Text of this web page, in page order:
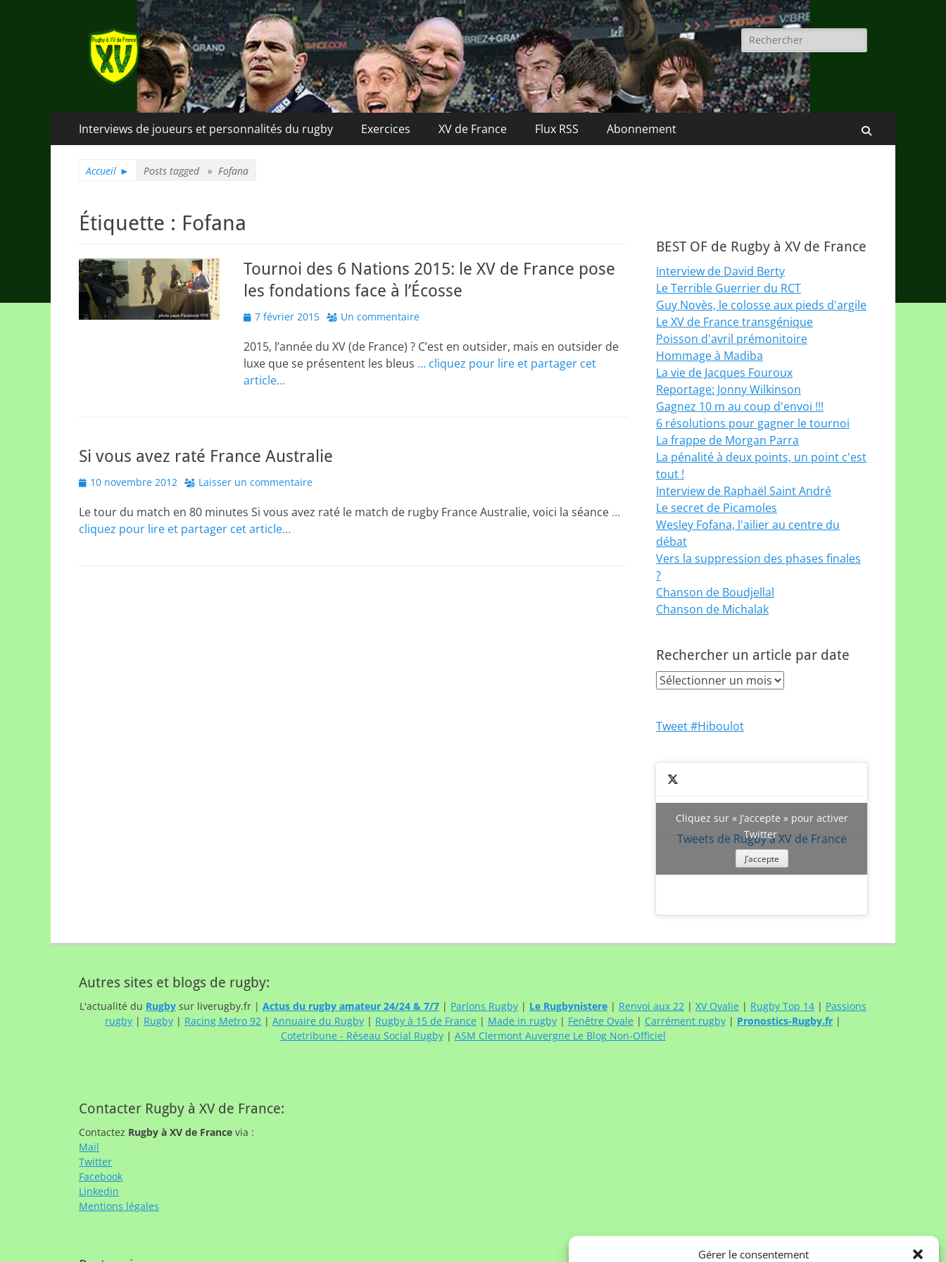
Gérer le consentement
Rugby à XV de France
A chacun son rugby Rechercher :
Menu
principal
Interviews de joueurs et personnalités du rugby Exercices XV de France Flux RSS Abonnement
Accueil ► Posts tagged » Fofana
Étiquette : Fofana
Tournoi des 6 Nations 2015: le XV de France pose
les fondations face à l’Écosse
Posted
7 février 2015 Un commentaire
2015, l’année du XV (de France) ? C’est en outsider, mais en outsider de
luxe que se présentent les bleus … cliquez pour lire et partager cet
article…
Si vous avez raté France Australie
Posted
10 novembre 2012 Laisser un commentaire
Le tour du match en 80 minutes Si vous avez raté le match de rugby France Australie, voici la séance …
cliquez pour lire et partager cet article…
BEST OF de Rugby à XV de France
Interview de David Berty
Le Terrible Guerrier du RCT
Guy Novès, le colosse aux pieds d'argile
Le XV de France transgénique
Poisson d'avril prémonitoire
Hommage à Madiba
La vie de Jacques Fouroux
Reportage: Jonny Wilkinson
Gagnez 10 m au coup d'envoi !!!
6 résolutions pour gagner le tournoi
La frappe de Morgan Parra
La pénalité à deux points, un point c'est
tout !
Interview de Raphaël Saint André
Le secret de Picamoles
Wesley Fofana, l'ailier au centre du
débat
Vers la suppression des phases finales
?
Chanson de Boudjellal
Chanson de Michalak
Rechercher un article par date
Rechercher
par
Tweet #Hiboulot
Tweets de Rugby à XV de France
Cliquez sur « J’accepte » pour activer
Twitter
J’accepte
Autres sites et blogs de rugby:
L'actualité du Rugby sur liverugby.fr | Actus du rugby amateur 24/24 & 7/7 | Parlons Rugby | Le Rugbynistere | Renvoi aux 22 | XV Ovalie | Rugby Top 14 | Passions
rugby | Rugby | Racing Metro 92 | Annuaire du Rugby | Rugby à 15 de France | Made in rugby | Fenêtre Ovale | Carrément rugby | Pronostics-Rugby.fr |
Cotetribune - Réseau Social Rugby| ASM Clermont Auvergne Le Blog Non-Officiel
Contacter Rugby à XV de France:
Contactez Rugby à XV de France via :
Mail
Twitter
Facebook
Linkedin
Mentions légales